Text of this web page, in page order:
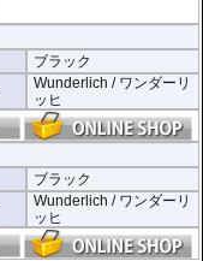
ブラック
Wunderlich / ワンダーリ
ッヒ
ブラック
Wunderlich / ワンダーリ
ッヒ